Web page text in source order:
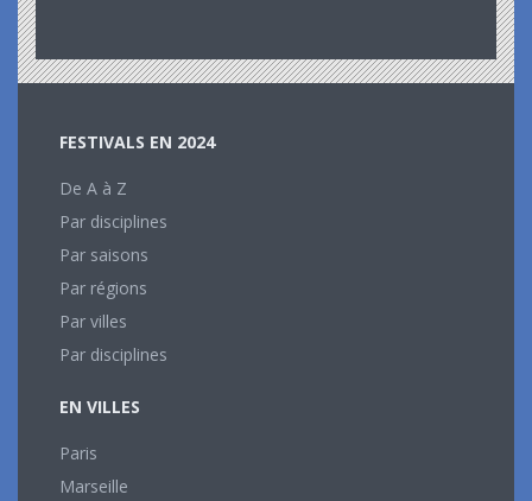
FESTIVALS EN 2024
De A à Z
Par disciplines
Par saisons
Par régions
Par villes
Par disciplines
EN VILLES
Paris
Marseille